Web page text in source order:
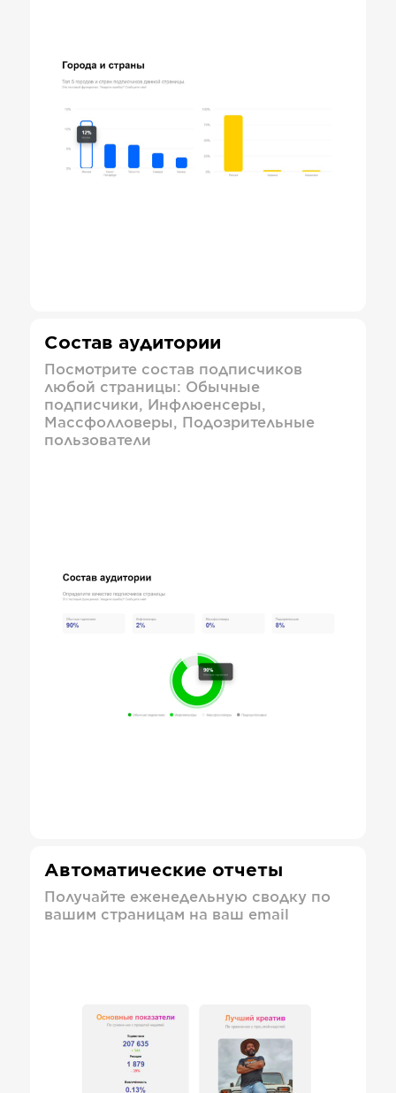
Состав аудитории
Посмотрите состав подписчиков
любой страницы: Обычные
подписчики, Инфлюенсеры,
Массфолловеры, Подозрительные
пользователи
Автоматические отчеты
Получайте еженедельную сводку по
вашим страницам на ваш email